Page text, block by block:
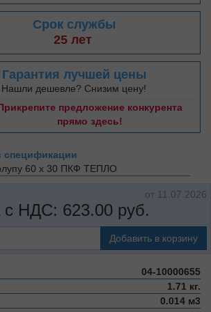
Срок службы
25 лет
Гарантия лучшей цены
Нашли дешевле? Снизим цену!
предложение конкурента
прямо здесь!
спецификации
60 х 30 ПКФ ТЕПЛО
от 11.07.2026
с НДС: 623.00 руб.
Добавить в корзину
04-10000655
1.71 кг.
0.014 м3